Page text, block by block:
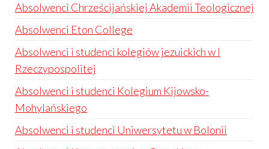
Absolwenci Chrześcijańskiej Akademii Teologicznej
Absolwenci Eton College
Absolwenci i studenci kolegiów jezuickich w I
Rzeczypospolitej
Absolwenci i studenci Kolegium Kijowsko-
Mohylańskiego
Absolwenci i studenci Uniwersytetu w Bolonii